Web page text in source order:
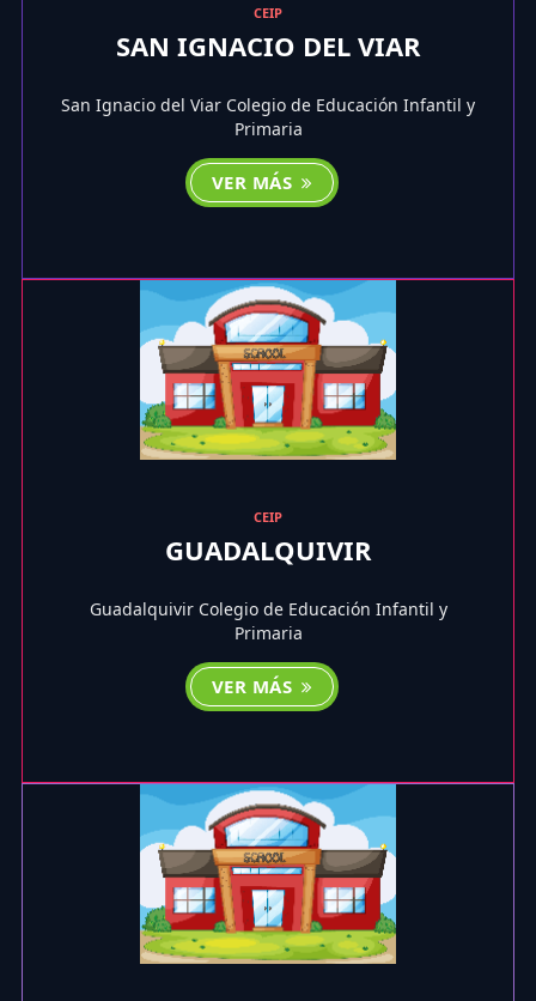
CEIP
SAN IGNACIO DEL VIAR
San Ignacio del Viar Colegio de Educación Infantil y
Primaria
VER MÁS
CEIP
GUADALQUIVIR
Guadalquivir Colegio de Educación Infantil y
Primaria
VER MÁS